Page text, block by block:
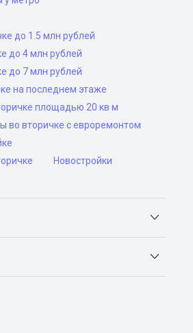
до 1.5 млн рублей
до 4 млн рублей
до 7 млн рублей
на последнем этаже
площадью 20 кв м
во вторичке с евроремонтом
Новостройки